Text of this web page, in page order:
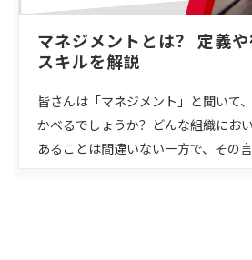
マネジメントとは？ 定義
スキルを解説
皆さんは「マネジメント」と聞いて
かべるでしょうか？どんな組織にお
あることは間違いない一方で、その